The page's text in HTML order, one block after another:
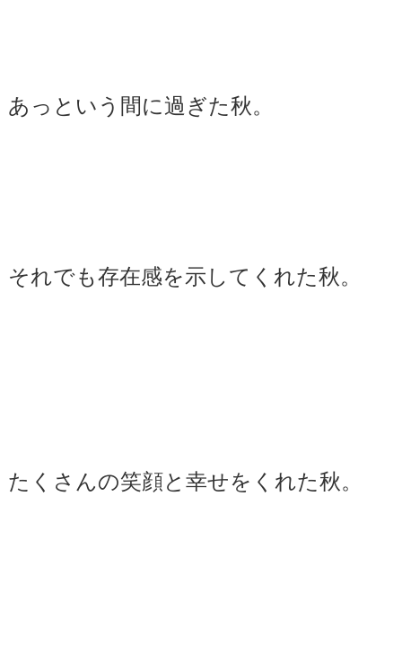
あっという間に過ぎた秋。
それでも存在感を示してくれた秋。
たくさんの笑顔と幸せをくれた秋。